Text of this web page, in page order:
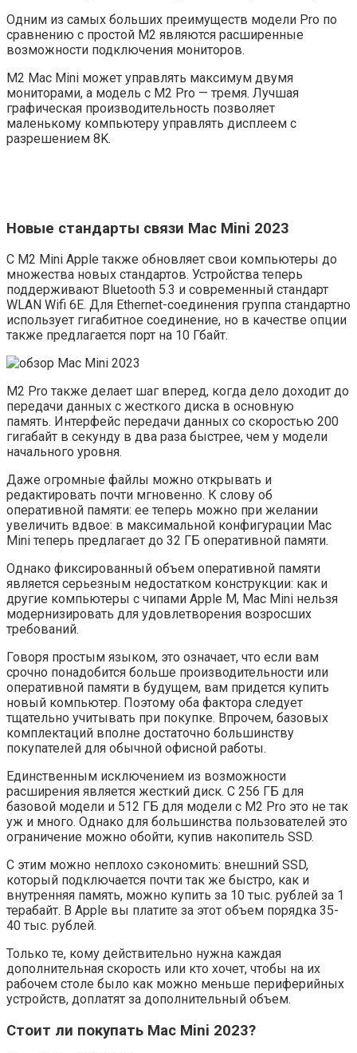
Одним из самых больших преимуществ модели Pro по
сравнению с простой M2 являются расширенные
возможности подключения мониторов.
M2 Mac Mini может управлять максимум двумя
мониторами, а модель с M2 Pro — тремя. Лучшая
графическая производительность позволяет
маленькому компьютеру управлять дисплеем с
разрешением 8K.
Новые стандарты связи Mac Mini 2023
С M2 Mini Apple также обновляет свои компьютеры до
множества новых стандартов. Устройства теперь
поддерживают Bluetooth 5.3 и современный стандарт
WLAN Wifi 6E. Для Ethernet-соединения группа стандартно
использует гигабитное соединение, но в качестве опции
также предлагается порт на 10 Гбайт.
M2 Pro также делает шаг вперед, когда дело доходит до
передачи данных с жесткого диска в основную
память. Интерфейс передачи данных со скоростью 200
гигабайт в секунду в два раза быстрее, чем у модели
начального уровня.
Даже огромные файлы можно открывать и
редактировать почти мгновенно. К слову об
оперативной памяти: ее теперь можно при желании
увеличить вдвое: в максимальной конфигурации Mac
Mini теперь предлагает до 32 ГБ оперативной памяти.
Однако фиксированный объем оперативной памяти
является серьезным недостатком конструкции: как и
другие компьютеры с чипами Apple M, Mac Mini нельзя
модернизировать для удовлетворения возросших
требований.
Говоря простым языком, это означает, что если вам
срочно понадобится больше производительности или
оперативной памяти в будущем, вам придется купить
новый компьютер. Поэтому оба фактора следует
тщательно учитывать при покупке. Впрочем, базовых
комплектаций вполне достаточно большинству
покупателей для обычной офисной работы.
Единственным исключением из возможности
расширения является жесткий диск. С 256 ГБ для
базовой модели и 512 ГБ для модели с M2 Pro это не так
уж и много. Однако для большинства пользователей это
ограничение можно обойти, купив накопитель SSD.
С этим можно неплохо сэкономить: внешний SSD,
который подключается почти так же быстро, как и
внутренняя память, можно купить за 10 тыс. рублей за 1
терабайт. В Apple вы платите за этот объем порядка 35-
40 тыс. рублей.
Только те, кому действительно нужна каждая
дополнительная скорость или кто хочет, чтобы на их
рабочем столе было как можно меньше периферийных
устройств, доплатят за дополнительный объем.
Стоит ли покупать Mac Mini 2023?